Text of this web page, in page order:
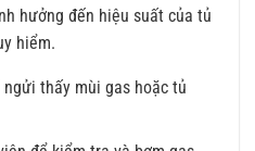
hưởng đến hiệu suất của tủ
hiểm.
thấy mùi gas hoặc tủ